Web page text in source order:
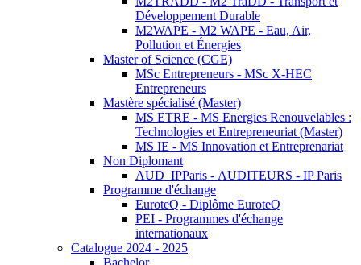
Développement Durable
M2WAPE - M2 WAPE - Eau, Air,
Pollution et Énergies
Master of Science (CGE)
MSc Entrepreneurs - MSc X-HEC
Entrepreneurs
Mastère spécialisé (Master)
MS ETRE - MS Energies Renouvelables :
Technologies et Entrepreneuriat (Master)
MS IE - MS Innovation et Entreprenariat
Non Diplomant
AUD_IPParis - AUDITEURS - IP Paris
Programme d'échange
EuroteQ - Diplôme EuroteQ
PEI - Programmes d'échange
internationaux
Catalogue 2024 - 2025
Bachelor